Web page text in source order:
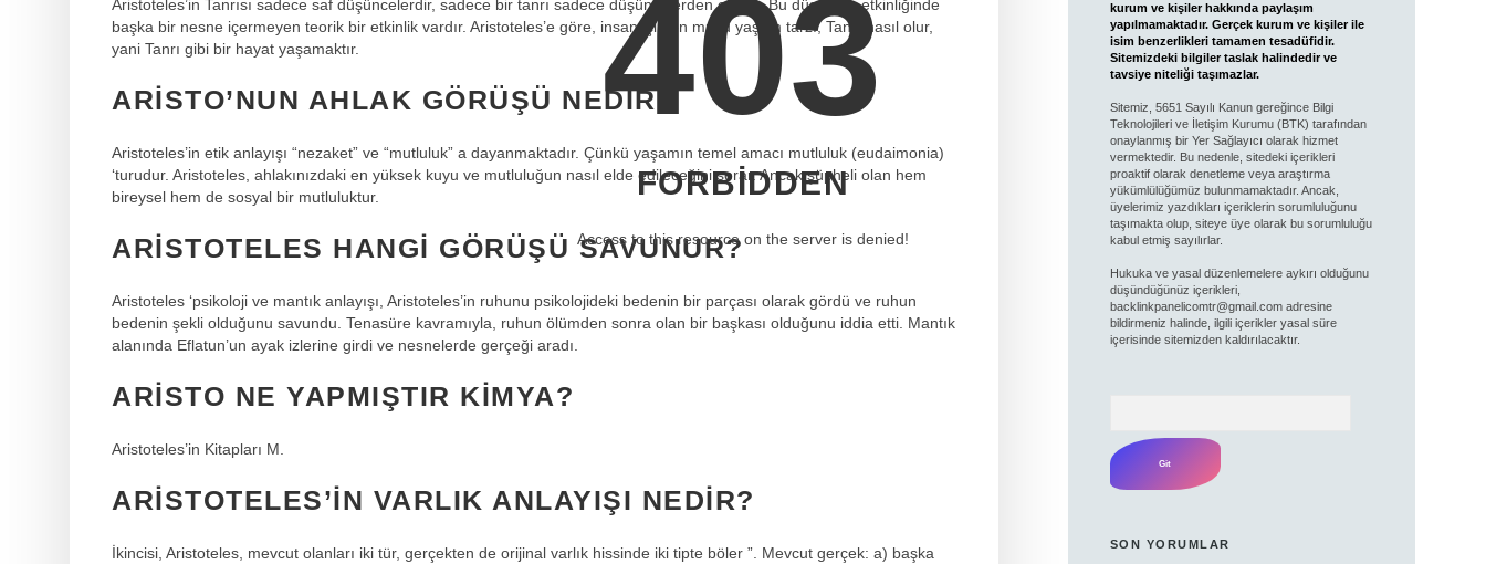
Aristoteles’in Tanrısı sadece saf düşüncelerdir, sadece bir tanrı sadece düşüncelerden oluşur. Bu düşünme etkinliğinde
başka bir nesne içermeyen teorik bir etkinlik vardır. Aristoteles’e göre, insan için en mutlu yaşam tarzı, Tanrı nasıl olur,
yani Tanrı gibi bir hayat yaşamaktır.
ARISTO’NUN AHLAK GÖRÜŞÜ NEDIR?
Aristoteles’in etik anlayışı “nezaket” ve “mutluluk” a dayanmaktadır. Çünkü yaşamın temel amacı mutluluk (eudaimonia)
‘turudur. Aristoteles, ahlakınızdaki en yüksek kuyu ve mutluluğun nasıl elde edileceğini sorar. Ancak şüpheli olan hem
bireysel hem de sosyal bir mutluluktur.
ARISTOTELES HANGI GÖRÜŞÜ SAVUNUR?
Aristoteles ‘psikoloji ve mantık anlayışı, Aristoteles’in ruhunu psikolojideki bedenin bir parçası olarak gördü ve ruhun
bedenin şekli olduğunu savundu. Tenasüre kavramıyla, ruhun ölümden sonra olan bir başkası olduğunu iddia etti. Mantık
alanında Eflatun’un ayak izlerine girdi ve nesnelerde gerçeği aradı.
ARISTO NE YAPMIŞTIR KIMYA?
Aristoteles’in Kitapları M.
ARISTOTELES’IN VARLIK ANLAYIŞI NEDIR?
İkincisi, Aristoteles, mevcut olanları iki tür, gerçekten de orijinal varlık hissinde iki tipte böler ”. Mevcut gerçek: a) başka
kurum ve kişiler hakkında paylaşım
yapılmamaktadır. Gerçek kurum ve kişiler ile
isim benzerlikleri tamamen tesadüfidir.
Sitemizdeki bilgiler taslak halindedir ve
tavsiye niteliği taşımazlar.
Sitemiz, 5651 Sayılı Kanun gereğince Bilgi
Teknolojileri ve İletişim Kurumu (BTK) tarafından
onaylanmış bir Yer Sağlayıcı olarak hizmet
vermektedir. Bu nedenle, sitedeki içerikleri
proaktif olarak denetleme veya araştırma
yükümlülüğümüz bulunmamaktadır. Ancak,
üyelerimiz yazdıkları içeriklerin sorumluluğunu
taşımakta olup, siteye üye olarak bu sorumluluğu
kabul etmiş sayılırlar.
Hukuka ve yasal düzenlemelere aykırı olduğunu
düşündüğünüz içerikleri,
backlinkpanelicomtr@gmail.comadresine
bildirmeniz halinde, ilgili içerikler yasal süre
içerisinde sitemizden kaldırılacaktır.
SON YORUMLAR
403
FORBIDDEN
Access to this resource on the server is denied!